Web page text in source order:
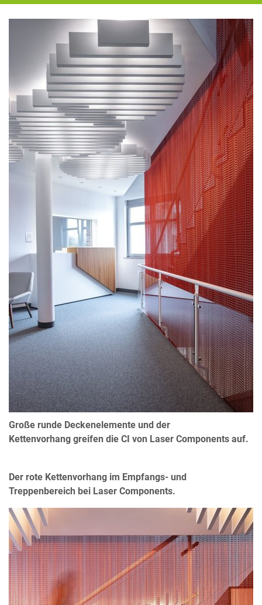
Große runde Deckenelemente und der
Kettenvorhang greifen die CI von Laser Components auf.
Der rote Kettenvorhang im Empfangs- und
Treppenbereich bei Laser Components.